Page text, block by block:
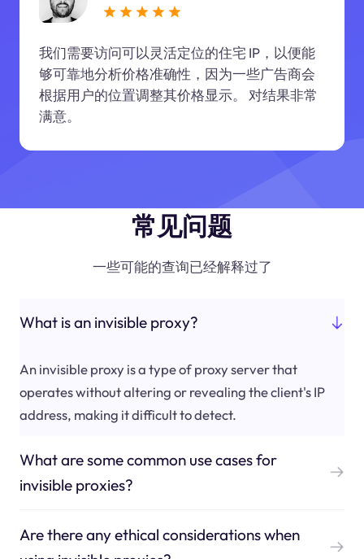
我们需要访问可以灵活定位的住宅 IP，以便能
够可靠地分析价格准确性，因为一些广告商会
根据用户的位置调整其价格显示。 对结果非常
满意。
常见问题
一些可能的查询已经解释过了
What is an invisible proxy?
An invisible proxy is a type of proxy server that
operates without altering or revealing the client's IP
address, making it difficult to detect.
What are some common use cases for
invisible proxies?
Are there any ethical considerations when